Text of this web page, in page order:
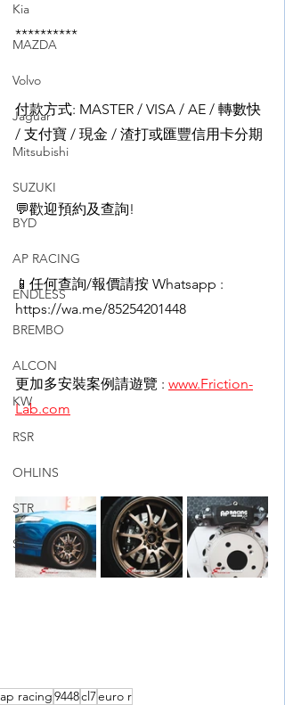
Kia
MAZDA
Volvo
Jaguar
Mitsubishi
SUZUKI
BYD
AP RACING
ENDLESS
BREMBO
ALCON
KW
RSR
OHLINS
STR
ST
**********
付款方式: MASTER / VISA / AE / 轉數快
/ 支付寶 / 現金 / 渣打或匯豐信用卡分期
💬歡迎預約及查詢!
📱任何查詢/報價請按 Whatsapp :
https://wa.me/85254201448
更加多安裝案例請遊覽 : www.Friction-
Lab.com
ap racing9448cl7euro r